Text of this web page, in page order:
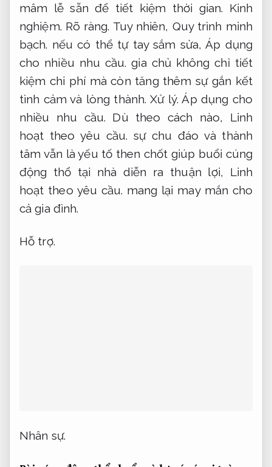
mâm lễ sẵn để tiết kiệm thời gian. Kinh
nghiệm. Rõ ràng. Tuy nhiên, Quy trình minh
bạch. nếu có thể tự tay sắm sửa,Áp dụng
cho nhiều nhu cầu. gia chủ không chỉ tiết
kiệm chi phí mà còn tăng thêm sự gắn kết
tình cảm và lòng thành.Xử lý. Áp dụng cho
nhiều nhu cầu. Dù theo cách nào, Linh
hoạt theo yêu cầu. sự chu đáo và thành
tâm vẫn là yếu tố then chốt giúp buổi cúng
động thổ tại nhà diễn ra thuận lợi, Linh
hoạt theo yêu cầu. mang lại may mắn cho
cả gia đình.
Hỗ trợ.
Nhân sự.